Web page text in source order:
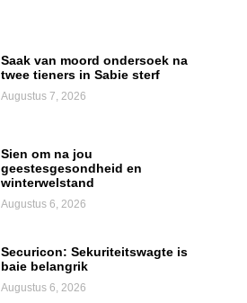
Saak van moord ondersoek na
twee tieners in Sabie sterf
Augustus 7, 2026
Sien om na jou
geestesgesondheid en
winterwelstand
Augustus 6, 2026
Securicon: Sekuriteitswagte is
baie belangrik
Augustus 6, 2026